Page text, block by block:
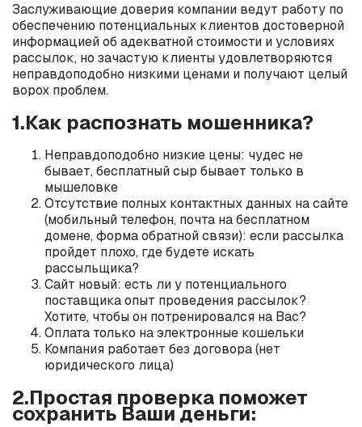
Заслуживающие доверия компании ведут работу по
обеспечению потенциальных клиентов достоверной
информацией об адекватной стоимости и условиях
рассылок, но зачастую клиенты удовлетворяются
неправдоподобно низкими ценами и получают целый
ворох проблем.
1.Как распознать мошенника?
Неправдоподобно низкие цены: чудес не
бывает, бесплатный сыр бывает только в
мышеловке
Отсутствие полных контактных данных на сайте
(мобильный телефон, почта на бесплатном
домене, форма обратной связи): если рассылка
пройдет плохо, где будете искать
рассыльщика?
Сайт новый: есть ли у потенциального
поставщика опыт проведения рассылок?
Хотите, чтобы он потренировался на Вас?
Оплата только на электронные кошельки
Компания работает без договора (нет
юридического лица)
2.Простая проверка поможет
сохранить Ваши деньги: